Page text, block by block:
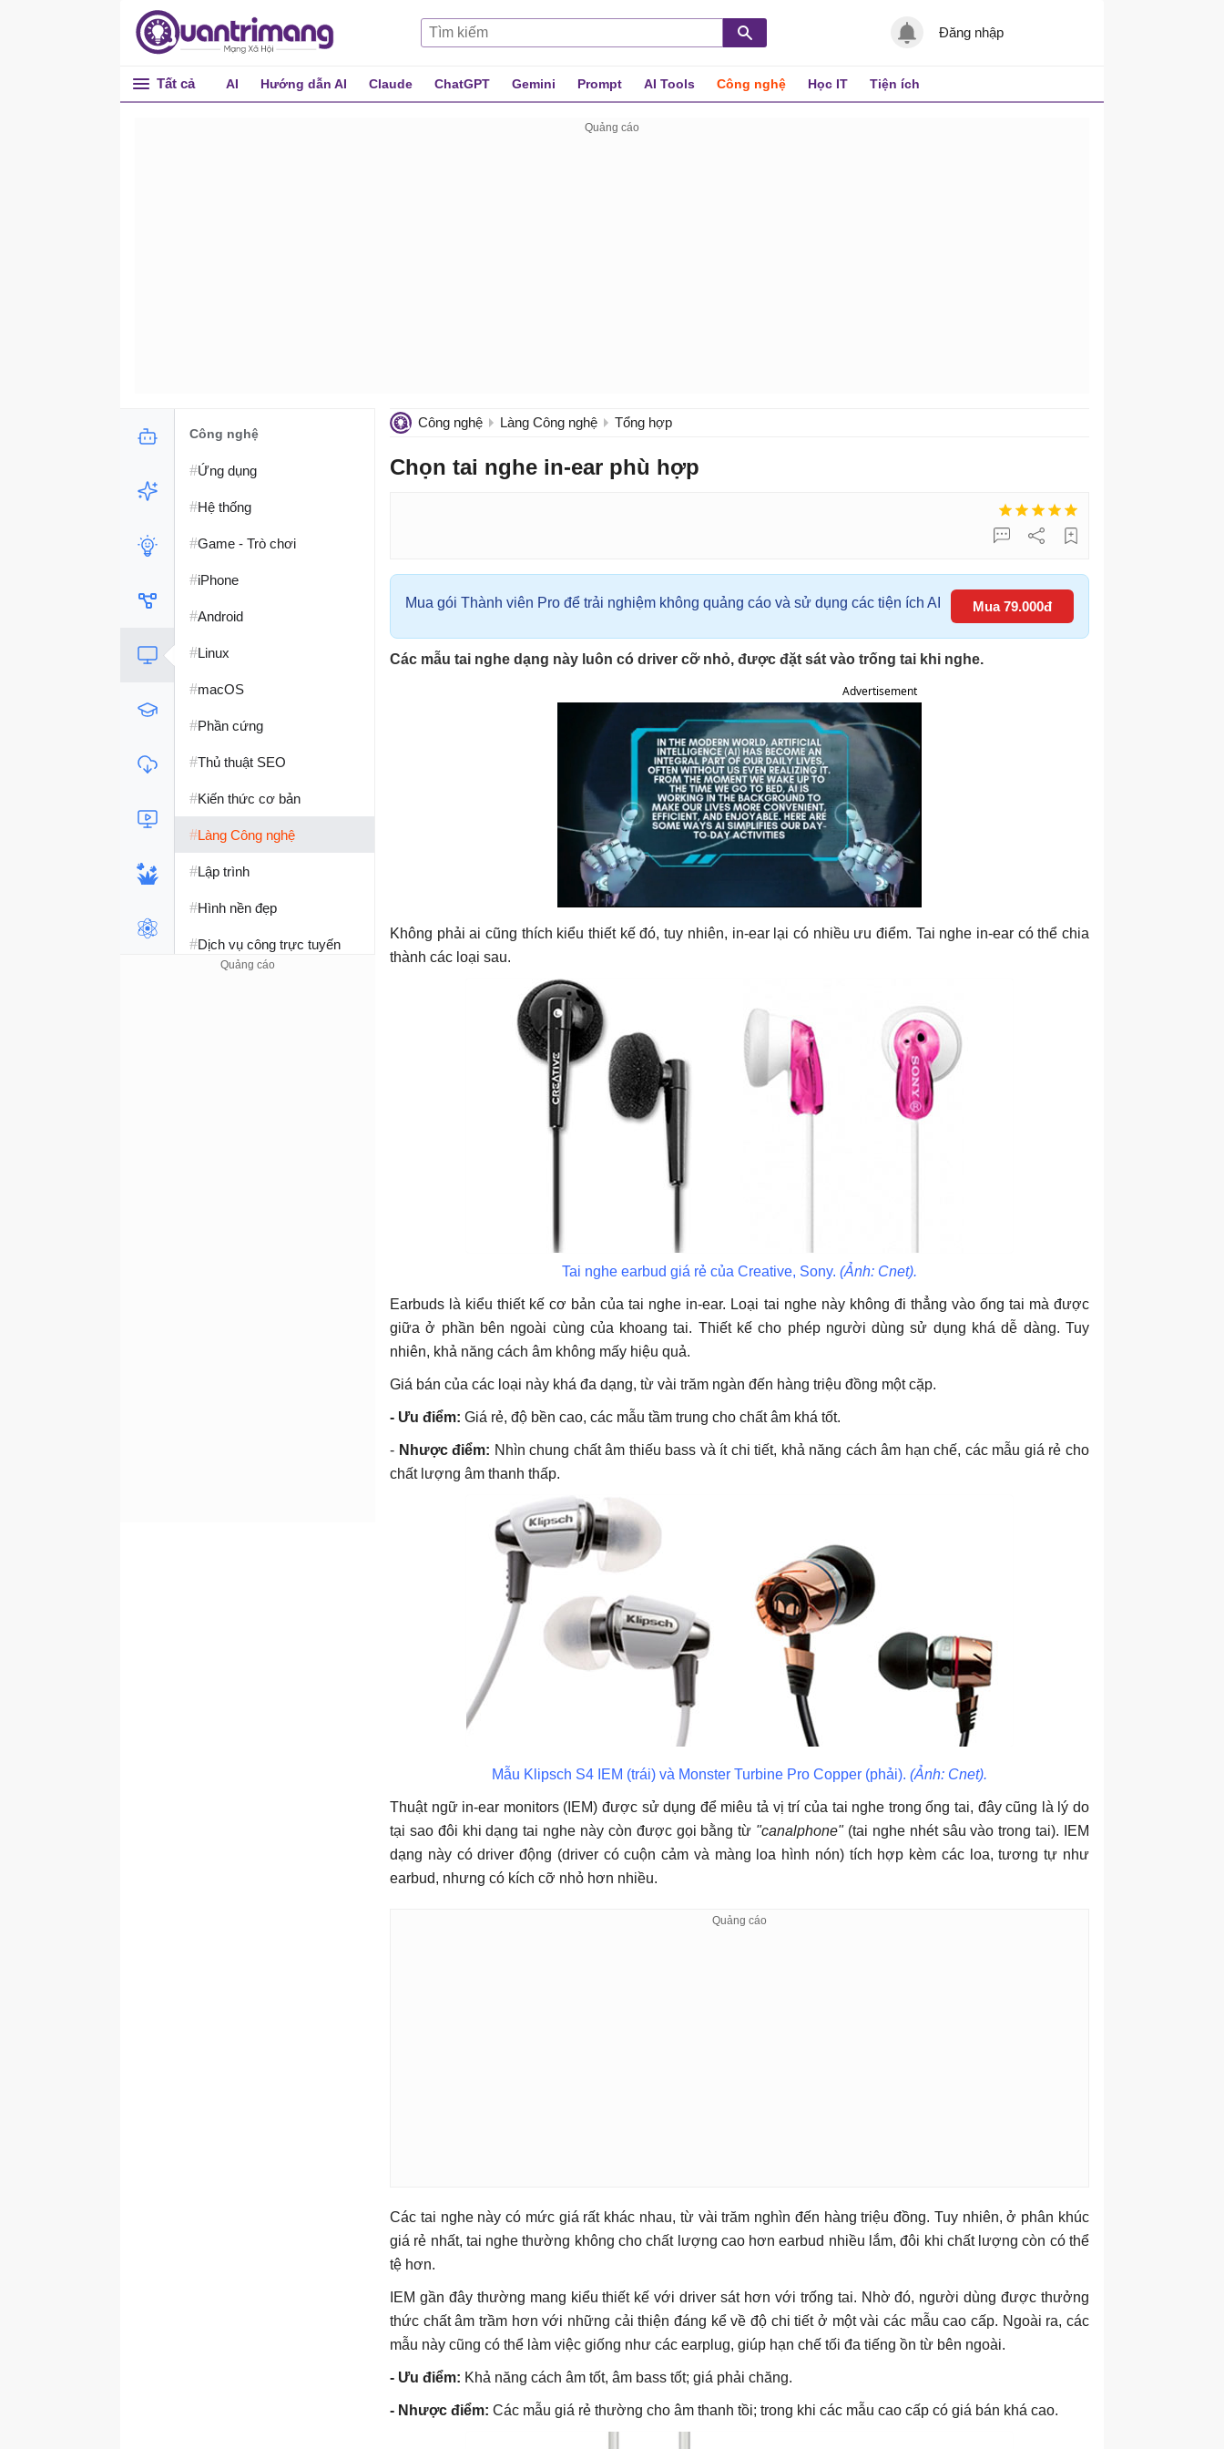
Đăng nhập
Tất cả AI Hướng dẫn AI Claude ChatGPT Gemini Prompt AI Tools Công nghệ Học IT Tiện ích
Công nghệ Làng Công nghệ Tổng hợp
Chọn tai nghe in-ear phù hợp
Mua gói Thành viên Pro để trải nghiệm không quảng cáo và sử dụng các tiện ích AI Mua 79.000đ
Các mẫu tai nghe dạng này luôn có driver cỡ nhỏ, được đặt sát vào trống tai khi nghe.
Advertisement
Không phải ai cũng thích kiểu thiết kế đó, tuy nhiên, in-ear lại có nhiều ưu điểm. Tai nghe in-ear có thể chia
thành các loại sau.
Tai nghe earbud giá rẻ của Creative, Sony. (Ảnh: Cnet).
Earbuds là kiểu thiết kế cơ bản của tai nghe in-ear. Loại tai nghe này không đi thẳng vào ống tai mà được
giữa ở phần bên ngoài cùng của khoang tai. Thiết kế cho phép người dùng sử dụng khá dễ dàng. Tuy
nhiên, khả năng cách âm không mấy hiệu quả.
Giá bán của các loại này khá đa dạng, từ vài trăm ngàn đến hàng triệu đồng một cặp.
- Ưu điểm: Giá rẻ, độ bền cao, các mẫu tầm trung cho chất âm khá tốt.
- Nhược điểm: Nhìn chung chất âm thiếu bass và ít chi tiết, khả năng cách âm hạn chế, các mẫu giá rẻ cho
chất lượng âm thanh thấp.
Mẫu Klipsch S4 IEM (trái) và Monster Turbine Pro Copper (phải). (Ảnh: Cnet).
Thuật ngữ in-ear monitors (IEM) được sử dụng để miêu tả vị trí của tai nghe trong ống tai, đây cũng là lý do
tại sao đôi khi dạng tai nghe này còn được gọi bằng từ "canalphone" (tai nghe nhét sâu vào trong tai). IEM
dạng này có driver động (driver có cuộn cảm và màng loa hình nón) tích hợp kèm các loa, tương tự như
earbud, nhưng có kích cỡ nhỏ hơn nhiều.
Các tai nghe này có mức giá rất khác nhau, từ vài trăm nghìn đến hàng triệu đồng. Tuy nhiên, ở phân khúc
giá rẻ nhất, tai nghe thường không cho chất lượng cao hơn earbud nhiều lắm, đôi khi chất lượng còn có thể
tệ hơn.
IEM gần đây thường mang kiểu thiết kế với driver sát hơn với trống tai. Nhờ đó, người dùng được thưởng
thức chất âm trầm hơn với những cải thiện đáng kể về độ chi tiết ở một vài các mẫu cao cấp. Ngoài ra, các
mẫu này cũng có thể làm việc giống như các earplug, giúp hạn chế tối đa tiếng ồn từ bên ngoài.
- Ưu điểm: Khả năng cách âm tốt, âm bass tốt; giá phải chăng.
- Nhược điểm: Các mẫu giá rẻ thường cho âm thanh tồi; trong khi các mẫu cao cấp có giá bán khá cao.
Công nghệ
#Ứng dụng
#Hệ thống
#Game - Trò chơi
#iPhone
#Android
#Linux
#macOS
#Phần cứng
#Thủ thuật SEO
#Kiến thức cơ bản
#Làng Công nghệ
#Lập trình
#Hình nền đẹp
#Dịch vụ công trực tuyến